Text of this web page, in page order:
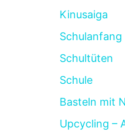
Kinusaiga
Schulanfang
Schultüten
Schule
Basteln mit
Upcycling –